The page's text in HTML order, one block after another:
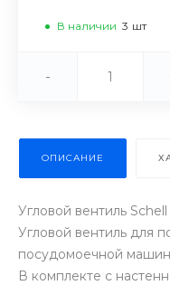
В наличии 3 шт
-
ОПИСАНИЕ
Угловой вентиль
Угловой вентиль для
посудомоечной
В комплекте с